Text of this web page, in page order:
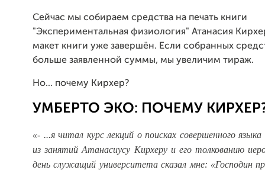
Сейчас мы собираем средства на печать книги
"Экспериментальная физиология" Атанасия
макет книги уже завершён. Если собранных
больше заявленной суммы, мы увеличим тираж.
Но... почему Кирхер?
УМБЕРТО ЭКО: ПОЧЕМУ
«- ...я читал курс лекций о поисках совершенного
из занятий Атанасиусу Кирхеру и его толкованию
день служащий университета сказал мне: «Господин